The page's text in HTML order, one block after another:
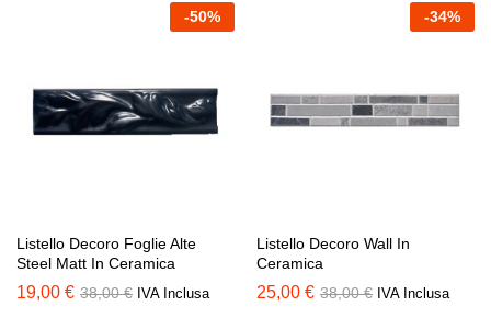
-50%
Listello Decoro Foglie Alte
Steel Matt In Ceramica
19,00 € 38,00€ IVA Inclusa
-34%
Listello Decoro Wall In
Ceramica
25,00 € 38,00€ IVA Inclusa